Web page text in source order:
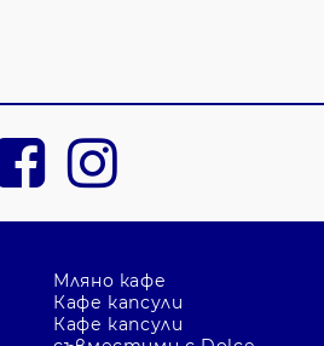
Мляно кафе
Кафе капсули
Кафе капсули